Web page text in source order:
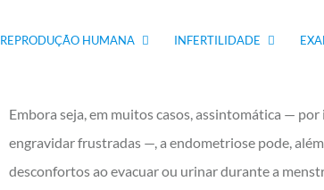
REPRODUÇÃO HUMANA INFERTILIDADE
mulheres que têm menstruação retrógrada não
Embora seja, em muitos casos, assintomática —
engravidar frustradas —, a endometriose pode,
desconfortos ao evacuar ou urinar durante a